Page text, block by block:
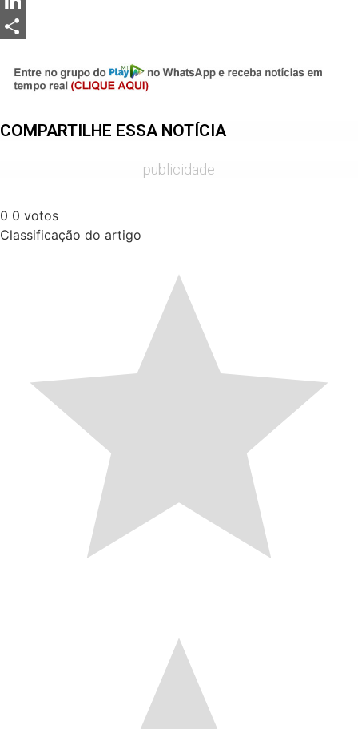
LinkedIn
COMPARTILHE ESSA NOTÍCIA
publicidade
0 0 votos
Classificação do artigo